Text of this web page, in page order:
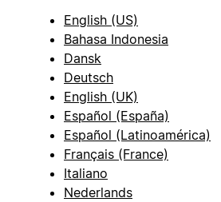
English (US)
Bahasa Indonesia
Dansk
Deutsch
English (UK)
Español (España)
Español (Latinoamérica)
Français (France)
Italiano
Nederlands